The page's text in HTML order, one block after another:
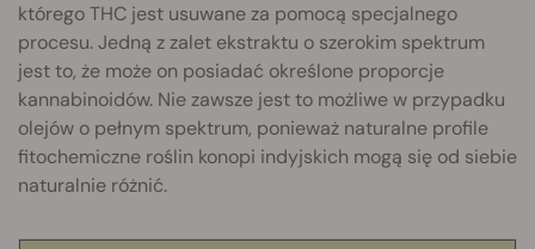
którego THC jest usuwane za pomocą specjalnego
procesu. Jedną z zalet ekstraktu o szerokim spektrum
jest to, że może on posiadać określone proporcje
kannabinoidów. Nie zawsze jest to możliwe w przypadku
olejów o pełnym spektrum, ponieważ naturalne profile
fitochemiczne roślin konopi indyjskich mogą się od siebie
naturalnie różnić.